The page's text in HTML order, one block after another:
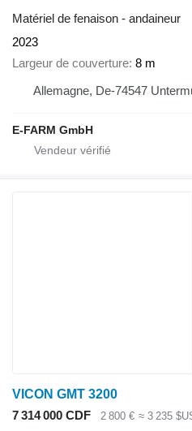
Matériel de fenaison - andaineur
2023
Largeur de couverture 8 m
Allemagne, De-74547
E-FARM GmbH
VICON GMT 3200
7 314 000 CDF
2 800 € ≈ 3 235